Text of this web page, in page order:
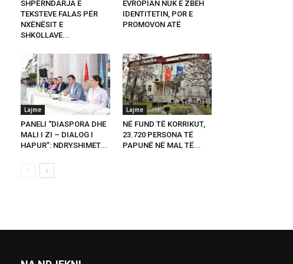
SHPËRNDARJA E
TEKSTEVE FALAS PËR
NXËNËSIT E
SHKOLLAVE...
EVROPIAN NUK E ZBEH
IDENTITETIN, POR E
PROMOVON ATË
Lajme
PANELI “DIASPORA DHE
MALI I ZI – DIALOG I
HAPUR”: NDRYSHIMET...
Lajme
NË FUND TË KORRIKUT,
23.720 PERSONA TË
PAPUNË NË MAL TË...